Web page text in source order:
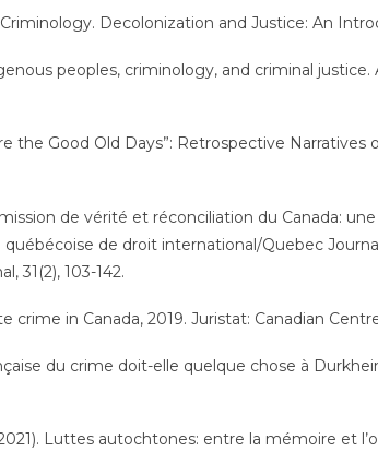
Decolonization and Justice: An
peoples, criminology, and criminal
the Good Old Days”: Retrospective Narratives
de vérité et réconciliation du Canada:
de droit international/Quebec
31(2), 103-142.
crime in Canada, 2019. Juristat: Canadian
du crime doit-elle quelque chose à
Luttes autochtones: entre la mémoire et